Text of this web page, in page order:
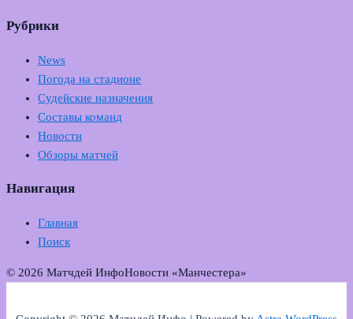
Рубрики
News
Погода на стадионе
Судейские назначения
Составы команд
Новости
Обзоры матчей
Навигация
Главная
Поиск
© 2026 Матчдей ИнфоНовости «Манчестера»